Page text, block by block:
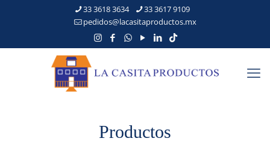
33 3618 3634
33 3617 9109
pedidos@lacasitaproductos.mx
Productos